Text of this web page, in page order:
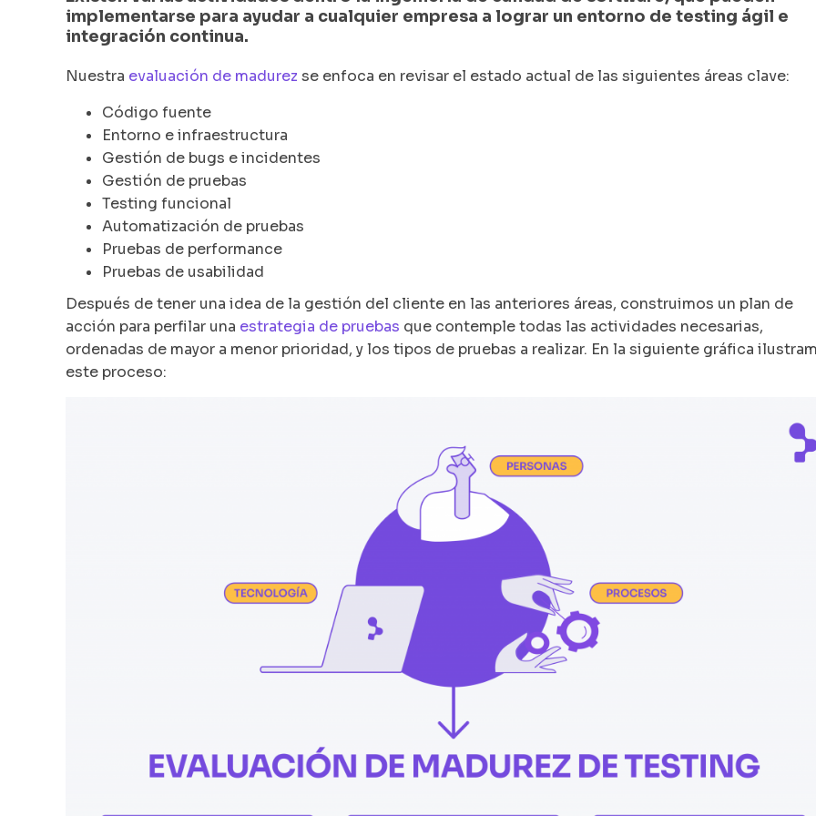
implementarse para ayudar a cualquier empresa a lograr un entorno de testing ágil e
integración continua.
Nuestra evaluación de madurez se enfoca en revisar el estado actual de las siguientes áreas clave:
Código fuente
Entorno e infraestructura
Gestión de bugs e incidentes
Gestión de pruebas
Testing funcional
Automatización de pruebas
Pruebas de performance
Pruebas de usabilidad
Después de tener una idea de la gestión del cliente en las anteriores áreas, construimos un plan de
acción para perfilar una estrategia de pruebas que contemple todas las actividades necesarias,
ordenadas de mayor a menor prioridad, y los tipos de pruebas a realizar. En la siguiente gráfica
este proceso: